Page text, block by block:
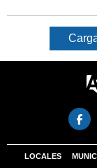
LOCALES